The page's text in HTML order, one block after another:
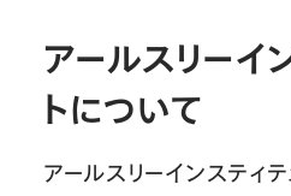
アールスリーイ
トについて
アールスリーインスティ